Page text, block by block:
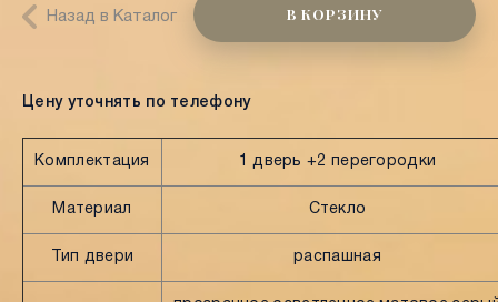
Назад в Каталог В КОРЗИНУ
Цену уточнять по телефону
Комплектация 1 дверь +2 перегородки
Материал Стекло
Тип двери распашная